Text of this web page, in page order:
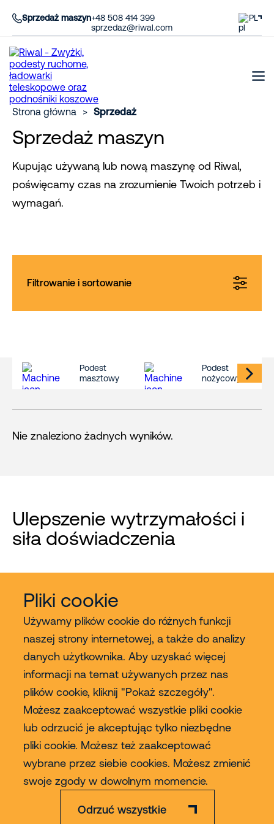
Pliki cookie
Używamy plików cookie do różnych funkcji
naszej strony internetowej, a także do analizy
danych użytkownika. Aby uzyskać więcej
informacji na temat używanych przez nas
plików cookie, kliknij "Pokaż szczegóły".
Możesz zaakceptować wszystkie pliki cookie
lub odrzucić je akceptując tylko niezbędne
pliki cookie. Możesz też zaakceptować
wybrane przez siebie cookies. Możesz zmienić
swoje zgody w dowolnym momencie.
Odrzuć wszystkie
Sprzedaż maszyn+48 508 414 399
sprzedaz@riwal.com
PL
Strona główna > Sprzedaż
Sprzedaż maszyn
Kupując używaną lub nową maszynę od Riwal,
poświęcamy czas na zrozumienie Twoich potrzeb i
wymagań.
Filtrowanie i sortowanie
Podest
masztowy
Podest
nożycowy
Nie znaleziono żadnych wyników.
Ulepszenie wytrzymałości i
siła doświadczenia
Usługi
Sprzedaż
Contact
Więcej